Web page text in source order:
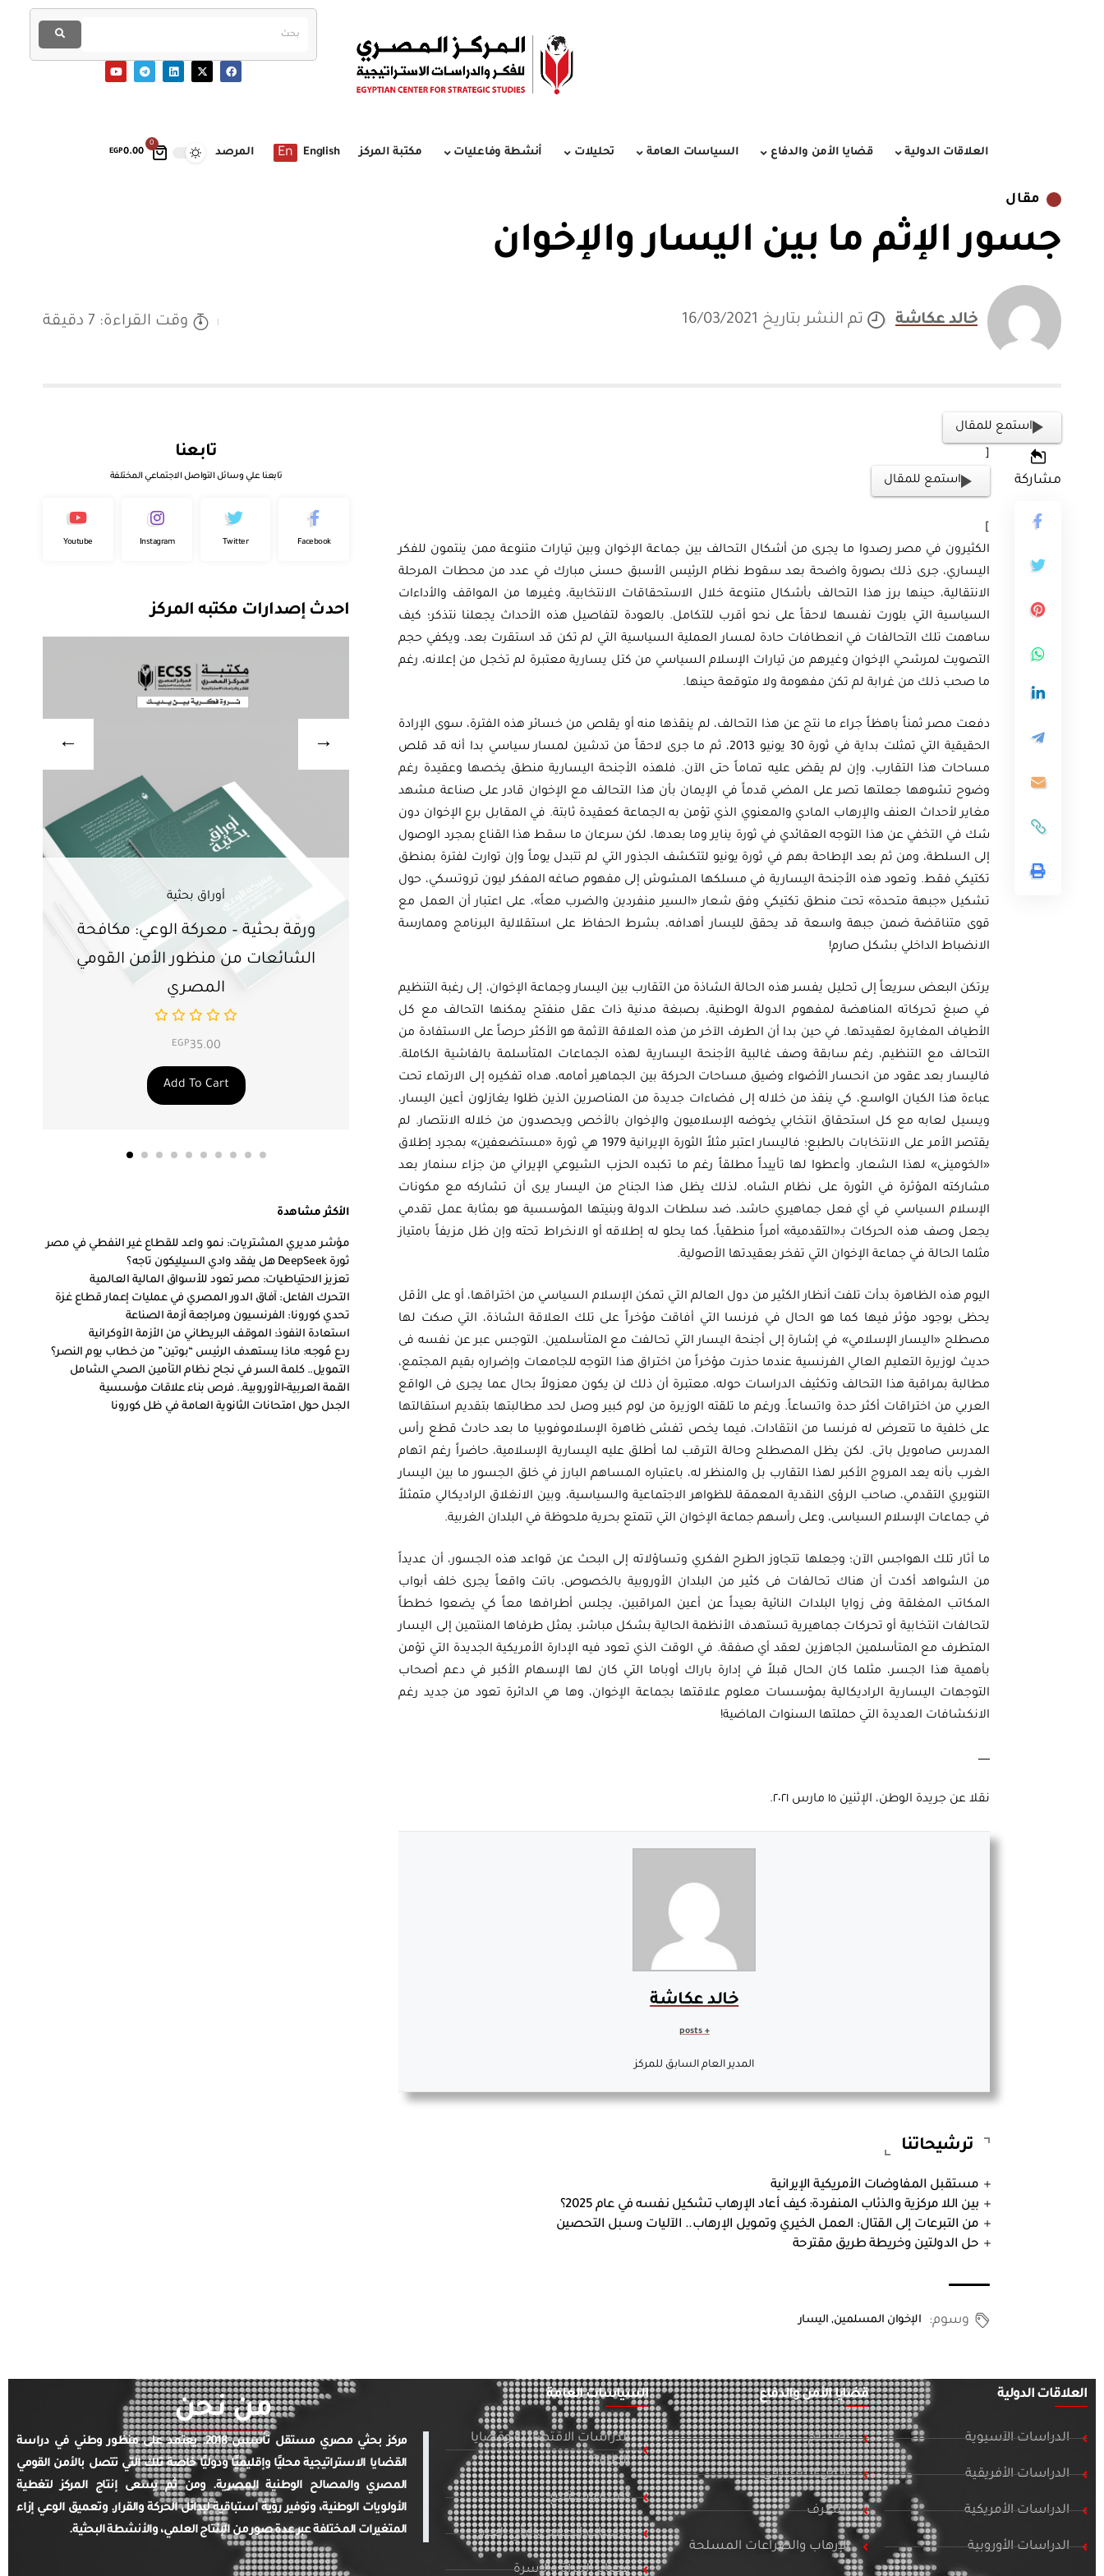
0
EGP0.00 العلاقات الدولية قضايا الأمن والدفاع السياسات العامة تحليلات أنشطة وفاعليات مكتبة المركز English
En المرصد
مقال
جسور الإثم ما بين اليسار والإخوان
خالد عكاشة تم النشر بتاريخ 16/03/2021 وقت القراءة: 7 دقيقة
استمع للمقال
مشاركة
[
استمع للمقال
]
الكثيرون في مصر رصدوا ما يجرى من أشكال التحالف بين جماعة الإخوان وبين تيارات متنوعة ممن ينتمون للفكر
اليساري، جرى ذلك بصورة واضحة بعد سقوط نظام الرئيس الأسبق حسنى مبارك في عدد من محطات المرحلة
الانتقالية، حينها برز هذا التحالف بأشكال متنوعة خلال الاستحقاقات الانتخابية، وغيرها من المواقف والأداءات
السياسية التي بلورت نفسها لاحقاً على نحو أقرب للتكامل. بالعودة لتفاصيل هذه الأحداث يجعلنا نتذكر؛ كيف
ساهمت تلك التحالفات في انعطافات حادة لمسار العملية السياسية التي لم تكن قد استقرت بعد، ويكفي حجم
التصويت لمرشحي الإخوان وغيرهم من تيارات الإسلام السياسي من كتل يسارية معتبرة لم تخجل من إعلانه، رغم
ما صحب ذلك من غرابة لم تكن مفهومة ولا متوقعة حينها.
دفعت مصر ثمناً باهظاً جراء ما نتج عن هذا التحالف، لم ينقذها منه أو يقلص من خسائر هذه الفترة، سوى الإرادة
الحقيقية التي تمثلت بداية في ثورة 30 يونيو 2013، ثم ما جرى لاحقاً من تدشين لمسار سياسي بدا أنه قد قلص
مساحات هذا التقارب، وإن لم يقض عليه تماماً حتى الآن. فلهذه الأجنحة اليسارية منطق يخصها وعقيدة رغم
وضوح تشوهها جعلتها تصر على المضي قدماً في الإيمان بأن هذا التحالف مع الإخوان قادر على صناعة مشهد
مغاير لأحداث العنف والإرهاب المادي والمعنوي الذي تؤمن به الجماعة كعقيدة ثابتة. في المقابل برع الإخوان دون
شك في التخفي عن هذا التوجه العقائدي في ثورة يناير وما بعدها، لكن سرعان ما سقط هذا القناع بمجرد الوصول
إلى السلطة، ومن ثم بعد الإطاحة بهم في ثورة يونيو لتتكشف الجذور التي لم تتبدل يوماً وإن توارت لفترة بمنطق
تكتيكي فقط. وتعود هذه الأجنحة اليسارية في مسلكها المشوش إلى مفهوم صاغه المفكر ليون تروتسكي، حول
تشكيل «جبهة متحدة» تحت منطق تكتيكي وفق شعار «السير منفردين والضرب معاً»، على اعتبار أن العمل مع
قوى متناقضة ضمن جبهة واسعة قد يحقق لليسار أهدافه، بشرط الحفاظ على استقلالية البرنامج وممارسة
الانضباط الداخلي بشكل صارم!
يرتكن البعض سريعاً إلى تحليل يفسر هذه الحالة الشاذة من التقارب بين اليسار وجماعة الإخوان، إلى رغبة التنظيم
في صبغ تحركاته المناهضة لمفهوم الدولة الوطنية، بصبغة مدنية ذات عقل منفتح يمكنها التحالف مع كل
الأطياف المغايرة لعقيدتها. في حين بدا أن الطرف الآخر من هذه العلاقة الآثمة هو الأكثر حرصاً على الاستفادة من
التحالف مع التنظيم، رغم سابقة وصف غالبية الأجنحة اليسارية لهذه الجماعات المتأسلمة بالفاشية الكاملة.
فاليسار بعد عقود من انحسار الأضواء وضيق مساحات الحركة بين الجماهير أمامه، هداه تفكيره إلى الارتماء تحت
عباءة هذا الكيان الواسع، كي ينفذ من خلاله إلى فضاءات جديدة من المناصرين الذين ظلوا يغازلون أعين اليسار،
ويسيل لعابه مع كل استحقاق انتخابي يخوضه الإسلاميون والإخوان بالأخص ويحصدون من خلاله الانتصار. لم
يقتصر الأمر على الانتخابات بالطبع؛ فاليسار اعتبر مثلاً الثورة الإيرانية 1979 هي ثورة «مستضعفين» بمجرد إطلاق
«الخومينى» لهذا الشعار، وأعطوا لها تأييداً مطلقاً رغم ما تكبده الحزب الشيوعي الإيراني من جزاء سنمار بعد
مشاركته المؤثرة في الثورة على نظام الشاه. لذلك يظل هذا الجناح من اليسار يرى أن تشاركه مع مكونات
الإسلام السياسي في أي فعل جماهيري حاشد، ضد سلطات الدولة وبنيتها المؤسسية هو بمثابة عمل تقدمي
يجعل وصف هذه الحركات بـ«التقدمية» أمراً منطقياً، كما يحلو له إطلاقه أو الانخراط تحته وإن ظل مزيفاً بامتياز
مثلما الحالة في جماعة الإخوان التي تفخر بعقيدتها الأصولية.
اليوم هذه الظاهرة بدأت تلفت أنظار الكثير من دول العالم التي تمكن الإسلام السياسي من اختراقها، أو على الأقل
يحظى بوجود مؤثر فيها كما هو الحال في فرنسا التي أفاقت مؤخراً على تلك العلاقة الشاذة، التي صكت لها
مصطلح «اليسار الإسلامي» في إشارة إلى أجنحة اليسار التي تحالفت مع المتأسلمين. التوجس عبر عن نفسه فى
حديث لوزيرة التعليم العالي الفرنسية عندما حذرت مؤخراً من اختراق هذا التوجه للجامعات وإضراره بقيم المجتمع،
مطالبة بمراقبة هذا التحالف وتكثيف الدراسات حوله، معتبرة أن ذلك لن يكون معزولاً بحال عما يجرى فى الواقع
العربي من اختراقات أكثر حدة واتساعاً. ورغم ما تلقته الوزيرة من لوم كبير وصل لحد مطالبتها بتقديم استقالتها
على خلفية ما تتعرض له فرنسا من انتقادات، فيما يخص تفشى ظاهرة الإسلاموفوبيا ما بعد حادث قطع رأس
المدرس صامويل باتى. لكن يظل المصطلح وحالة الترقب لما أطلق عليه اليسارية الإسلامية، حاضراً رغم اتهام
الغرب بأنه يعد المروج الأكبر لهذا التقارب بل والمنظر له، باعتباره المساهم البارز في خلق الجسور ما بين اليسار
التنويري التقدمي، صاحب الرؤى النقدية المعمقة للظواهر الاجتماعية والسياسية، وبين الانغلاق الراديكالي متمثلاً
في جماعات الإسلام السياسى، وعلى رأسهم جماعة الإخوان التي تتمتع بحرية ملحوظة في البلدان الغربية.
ما أثار تلك الهواجس الآن؛ وجعلها تتجاوز الطرح الفكري وتساؤلاته إلى البحث عن قواعد هذه الجسور، أن عديداً
من الشواهد أكدت أن هناك تحالفات فى كثير من البلدان الأوروبية بالخصوص، باتت واقعاً يجرى خلف أبواب
المكاتب المغلقة وفى زوايا البلدات النائية بعيداً عن أعين المراقبين، يجلس أطرافها معاً كي يضعوا خططاً
لتحالفات انتخابية أو تحركات جماهيرية تستهدف الأنظمة الحالية بشكل مباشر، يمثل طرفاها المنتمين إلى اليسار
المتطرف مع المتأسلمين الجاهزين لعقد أي صفقة. في الوقت الذي تعود فيه الإدارة الأمريكية الجديدة التي تؤمن
بأهمية هذا الجسر، مثلما كان الحال قبلاً في إدارة باراك أوباما التي كان لها الإسهام الأكبر في دعم أصحاب
التوجهات اليسارية الراديكالية بمؤسسات معلوم علاقتها بجماعة الإخوان، وها هي الدائرة تعود من جديد رغم
الانكشافات العديدة التي حملتها السنوات الماضية!
ـــــــ
نقلا عن جريدة الوطن، الإثنين ١٥ مارس ٢٠٢١.
خالد عكاشة
+ posts
المدير العام السابق للمركز
ترشيحاتنا
مستقبل المفاوضات الأمريكية الإيرانية
بين اللا مركزية والذئاب المنفردة: كيف أعاد الإرهاب تشكيل نفسه في عام 2025؟
من التبرعات إلى القتال: العمل الخيري وتمويل الإرهاب.. الآليات وسبل التحصين
حل الدولتين وخريطة طريق مقترحة
وسوم: الإخوان المسلمين, اليسار
تابعنا
تابعنا علي وسائل التواصل الاجتماعي المختلفة
Facebook
Twitter
Instagram
Youtube
احدث إصدارات مكتبه المركز
أوراق بحثية
ورقة بحثية – معركة الوعي: مكافحة
الشائعات من منظور الأمن القومي
المصري
EGP35.00
Add To Cart
أوراق بحثية
ورقة بحثية – الهيدروجين: خيار
مصر
35.00
Add To Cart
أوراق بحثية
ورقة بحثية - أمن الطاقة المصري:
وسياسات التعزيز
35.00
Add To Cart
الأكثر مشاهدة
مؤشر مديري المشتريات: نمو واعد للقطاع غير النفطي في مصر
ثورة DeepSeek هل يفقد وادي السيليكون تاجه؟
تعزيز الاحتياطيات: مصر تعود للأسواق المالية العالمية
التحرك الفاعل: آفاق الدور المصري في عمليات إعمار قطاع غزة
تحدي كورونا: الفرنسيون ومراجعة أزمة الصناعة
استعادة النفوذ: الموقف البريطاني من الأزمة الأوكرانية
ردع مُوجه: ماذا يستهدف الرئيس “بوتين” من خطاب يوم النصر؟
التمويل.. كلمة السر في نجاح نظام التأمين الصحي الشامل
القمة العربية-الأوروبية.. فرص بناء علاقات مؤسسية
الجدل حول امتحانات الثانوية العامة في ظل كورونا
العلاقات الدولية
الدراسات الآسيوية
الدراسات الأفريقية
الدراسات الأمريكية
الدراسات الأوروبية
قضايا الأمن والدفاع
التسلح
الأمن السيبراني
التطرف
الإرهاب والصراعات المسلحة
السياسات العامة
الدراسات الاقتصادية وقضايا
الطاقة
تنمية ومجتمع
دراسات الإعلام والرأي العام
قضايا المرأة والأسرة
من نحن
مركز بحثي مصري مستقل تأسس 2018. يعتمد على منظور وطني في دراسة
القضايا الاستراتيجية محليًا وإقليميًا ودوليًا خاصة تلك التي تتصل بالأمن القومي
المصري والمصالح الوطنية المصرية. ومن ثم يسعى إنتاج المركز لتغطية
الأولويات الوطنية، وتوفير رؤية استباقية لبدائل الحركة والقرار. وتعميق الوعي إزاء
المتغيرات المختلفة عبر عدة صور من الإنتاج العلمي، والأنشطة البحثية.